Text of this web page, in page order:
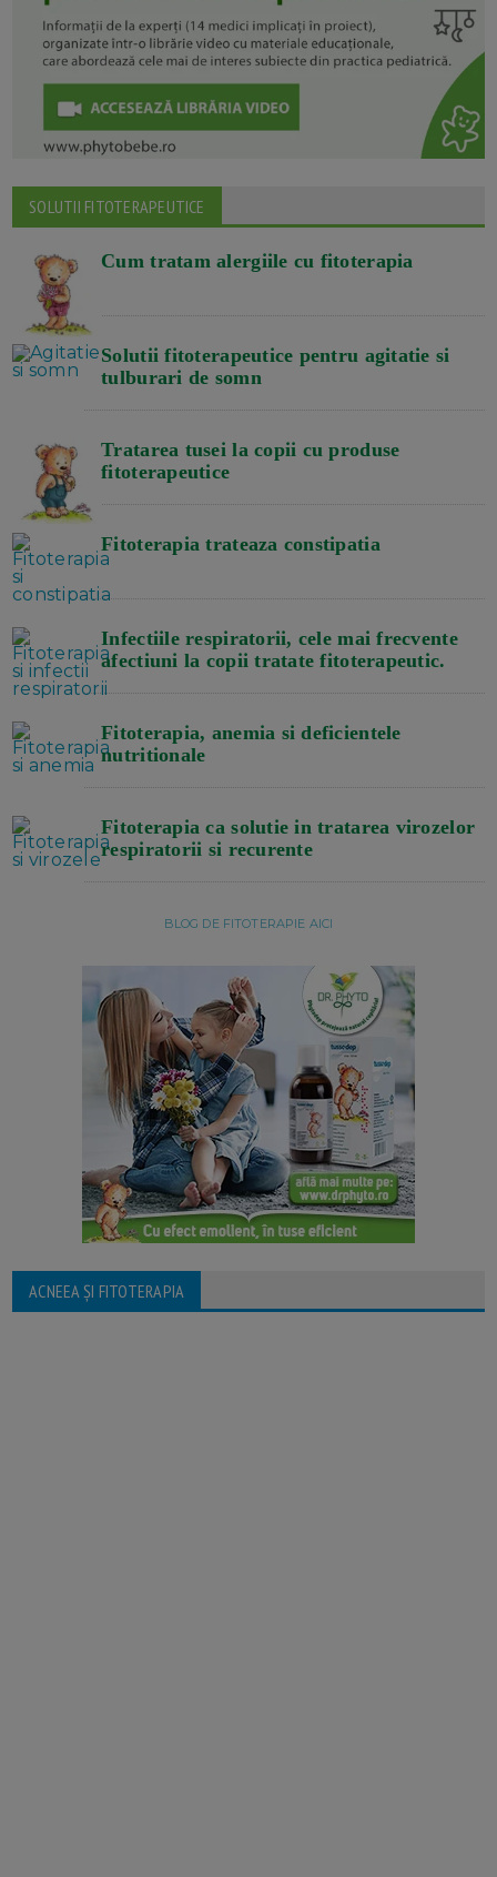
SOLUTII FITOTERAPEUTICE
Cum tratam alergiile cu fitoterapia
Solutii fitoterapeutice pentru agitatie si
tulburari de somn
Tratarea tusei la copii cu produse
fitoterapeutice
Fitoterapia trateaza constipatia
Infectiile respiratorii, cele mai frecvente
afectiuni la copii tratate fitoterapeutic.
Fitoterapia, anemia si deficientele
nutritionale
Fitoterapia ca solutie in tratarea virozelor
respiratorii si recurente
BLOG DE FITOTERAPIE AICI
ACNEEA ȘI FITOTERAPIA